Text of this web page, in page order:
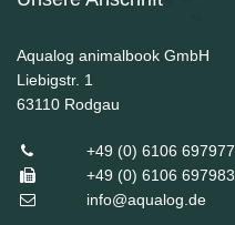
Aqualog animalbook GmbH
Liebigstr. 1
63110 Rodgau
+49 (0) 6106 697977
+49 (0) 6106 697983
info@aqualog.de